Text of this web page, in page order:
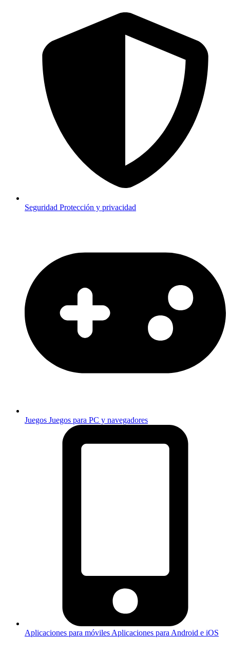
Seguridad Protección y privacidad
Juegos Juegos para PC y navegadores
Aplicaciones para móviles Aplicaciones para Android e iOS